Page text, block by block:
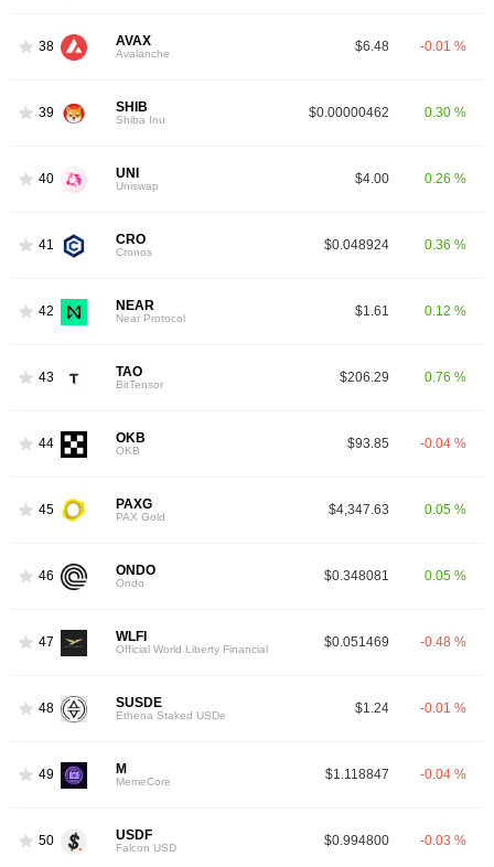
38 AVAX
Avalanche $6.48 -0.01 %
39 SHIB
Shiba Inu $0.00000462 0.30 %
40 UNI
Uniswap $4.00 0.26 %
41 CRO
Cronos $0.048924 0.36 %
42 NEAR
Near Protocol $1.61 0.12 %
43 TAO
BitTensor $206.29 0.76 %
44 OKB
OKB $93.85 -0.04 %
45 PAXG
PAX Gold $4,347.63 0.05 %
46 ONDO
Ondo $0.348081 0.05 %
47 WLFI
Official World Liberty Financial $0.051469 -0.48 %
48 SUSDE
Ethena Staked USDe $1.24 -0.01 %
49 M
MemeCore $1.118847 -0.04 %
50 USDF
Falcon USD $0.994800 -0.03 %